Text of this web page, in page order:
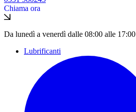
Chiama ora
Da lunedì a venerdì dalle 08:00 alle 17:00
Lubrificanti